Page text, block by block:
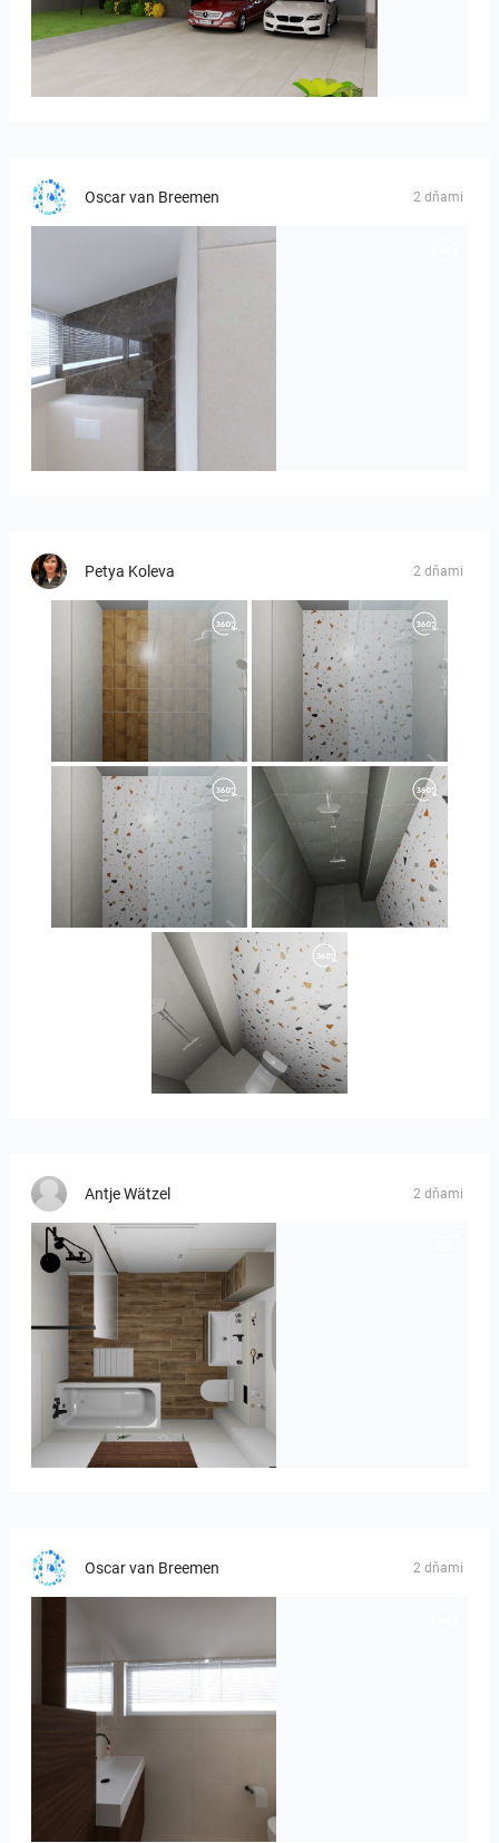
Oscar van Breemen 2 dňami
Badkamerhuis
Petya Koleva 2 dňami
Orlando_kanect_1-01 Orlando_kanect_3-01
Orlando_kanect_4-01
Banya2_1-01
Antje Wätzel 2 dňami
Kreideweiß
Oscar van Breemen 2 dňami
Badkamerhuis